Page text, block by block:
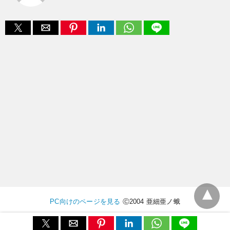
PC向けのページを見る Ⓒ2004 亜細亜ノ蛾